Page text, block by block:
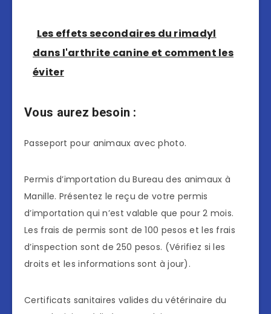
Les effets secondaires du rimadyl
dans l'arthrite canine et comment les
éviter
Vous aurez besoin :
Passeport pour animaux avec photo.
Permis d’importation du Bureau des animaux à
Manille. Présentez le reçu de votre permis
d’importation qui n’est valable que pour 2 mois.
Les frais de permis sont de 100 pesos et les frais
d’inspection sont de 250 pesos. (Vérifiez si les
droits et les informations sont à jour).
Certificats sanitaires valides du vétérinaire du